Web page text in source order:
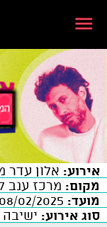
אירוע: אלון עדר
מקום: מרכז ענב
מועד:
סוג אירוע: ישיבה